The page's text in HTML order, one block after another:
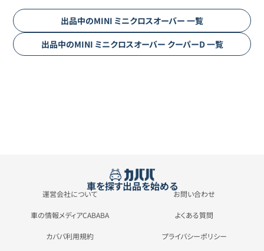
出品中のMINI ミニクロスオーバー 一覧
出品中のMINI ミニクロスオーバー クーパーD一覧
車を探す出品を始める
運営会社について お問い合わせ
車の情報メディアCABABA よくある質問
カババ利用規約 プライバシーポリシー